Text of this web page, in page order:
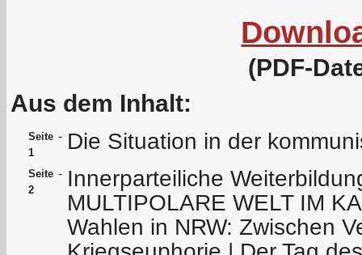
(PDF-
Aus dem Inhalt:
Seite
1
- Die Situation in der
Seite
2
- Innerparteiliche
MULTIPOLARE WELT IM
Wahlen in NRW: Zwischen